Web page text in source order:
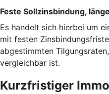
Feste Sollzinsbindung,
Es handelt sich hierbei um
mit festen
abgestimmten
vergleichbar ist.
Kurzfristiger